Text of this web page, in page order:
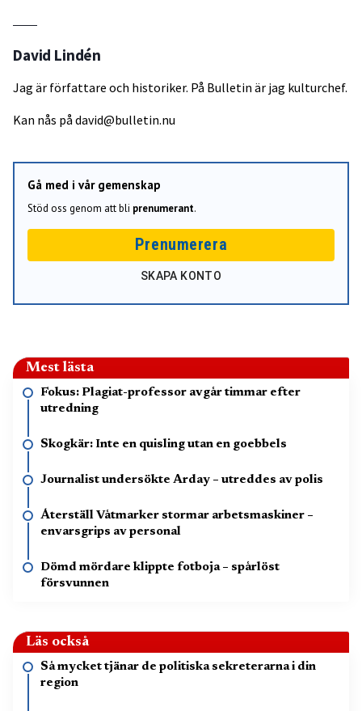
David Lindén
Jag är författare och historiker. På Bulletin är jag kulturchef.
Kan nås på david@bulletin.nu
Gå med i vår gemenskap
Stöd oss genom att bli prenumerant.
Prenumerera
SKAPA KONTO
Mest lästa
Fokus: Plagiat-professor avgår timmar efter
utredning
Skogkär: Inte en quisling utan en goebbels
Journalist undersökte Arday – utreddes av polis
Återställ Våtmarker stormar arbetsmaskiner –
envarsgrips av personal
Dömd mördare klippte fotboja – spårlöst
försvunnen
Läs också
Så mycket tjänar de politiska sekreterarna i din
region